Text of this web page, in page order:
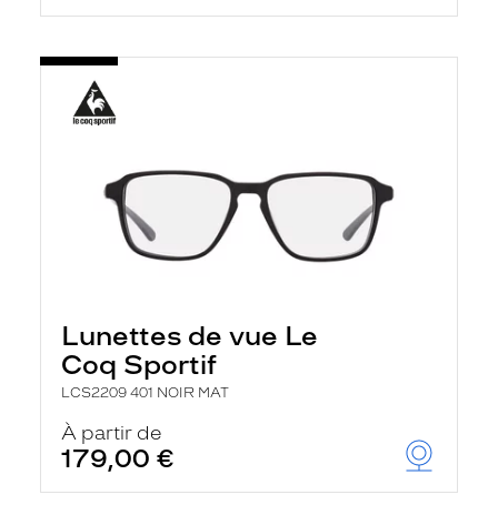
Lunettes de vue Le
Coq Sportif
LCS2209 401 NOIR MAT
À partir de
179,00 €